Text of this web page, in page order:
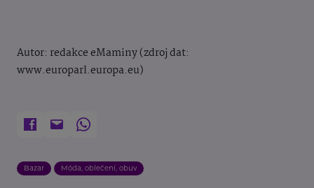
Autor: redakce eMaminy (zdroj dat:
www.europarl.europa.eu)
Bazar Móda, oblečení, obuv